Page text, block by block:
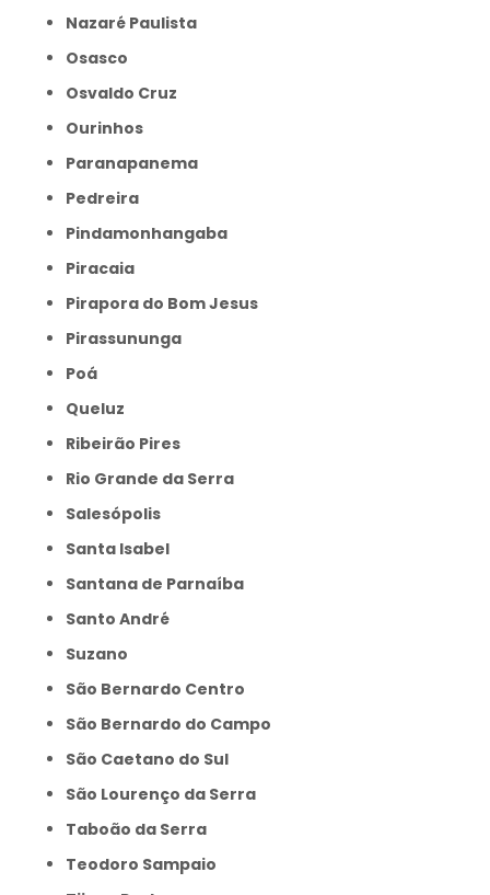
Nazaré Paulista
Osasco
Osvaldo Cruz
Ourinhos
Paranapanema
Pedreira
Pindamonhangaba
Piracaia
Pirapora do Bom Jesus
Pirassununga
Poá
Queluz
Ribeirão Pires
Rio Grande da Serra
Salesópolis
Santa Isabel
Santana de Parnaíba
Santo André
Suzano
São Bernardo Centro
São Bernardo do Campo
São Caetano do Sul
São Lourenço da Serra
Taboão da Serra
Teodoro Sampaio